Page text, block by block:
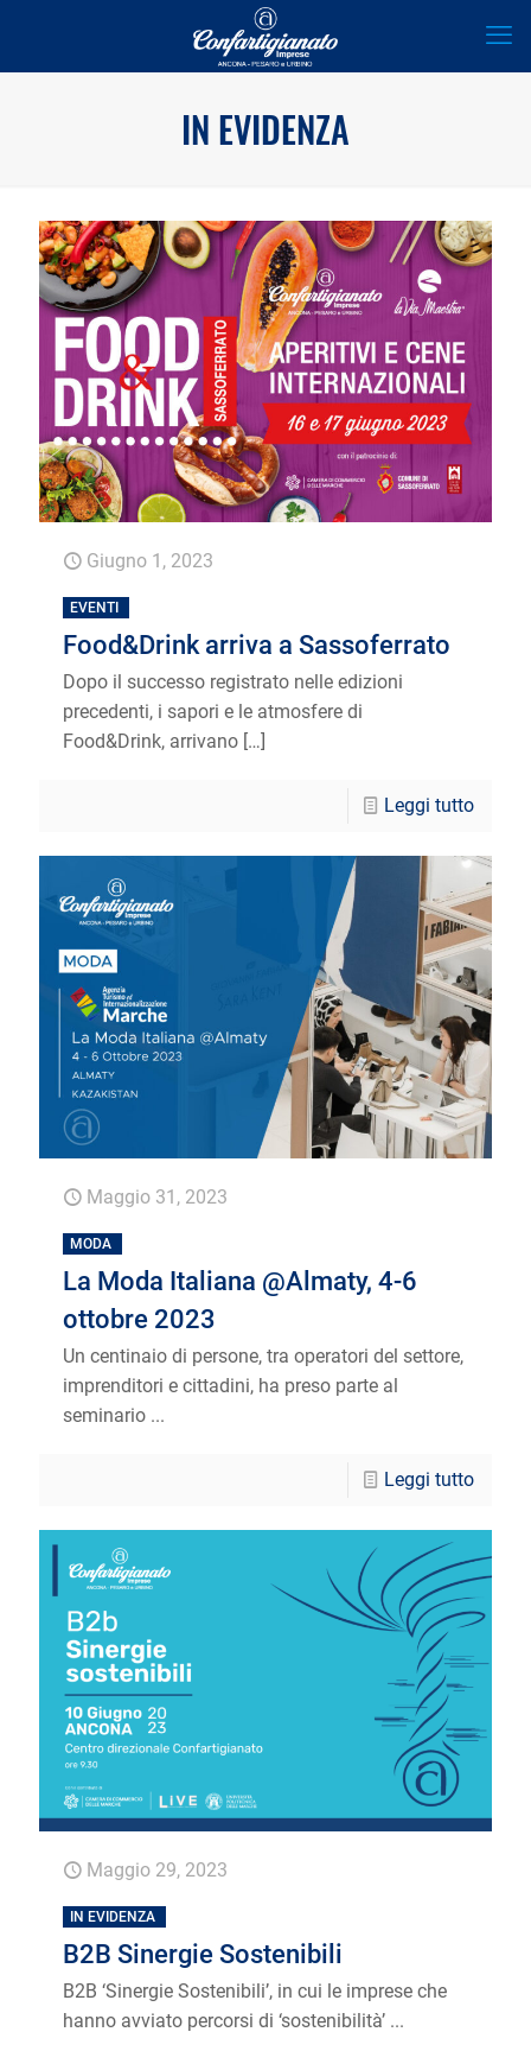
IN EVIDENZA
Giugno 1, 2023
EVENTI
Food&Drink arriva a Sassoferrato
Dopo il successo registrato nelle edizioni
precedenti, i sapori e le atmosfere di
Food&Drink, arrivano […]
Leggi tutto
Maggio 31, 2023
MODA
La Moda Italiana @Almaty, 4-6
ottobre 2023
Un centinaio di persone, tra operatori del settore,
imprenditori e cittadini, ha preso parte al
seminario ...
Leggi tutto
Maggio 29, 2023
IN EVIDENZA
B2B Sinergie Sostenibili
B2B ‘Sinergie Sostenibili’, in cui le imprese che
hanno avviato percorsi di ‘sostenibilità’ ...